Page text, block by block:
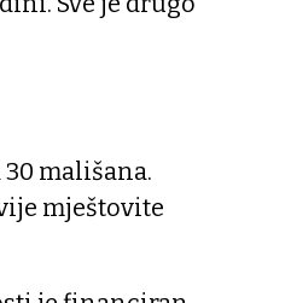
mališana.
mještovite